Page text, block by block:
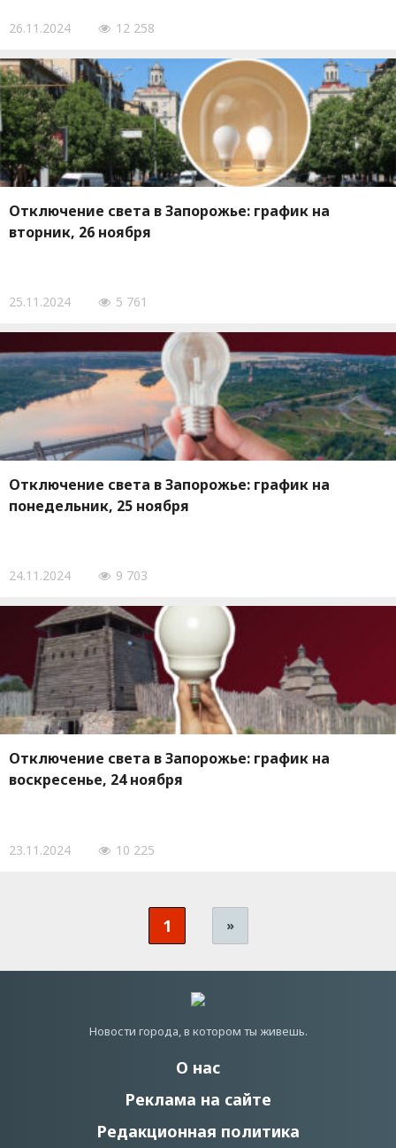
26.11.2024 12 258
Отключение света в Запорожье: график на
вторник, 26 ноября
25.11.2024 5 761
Отключение света в Запорожье: график на
понедельник, 25 ноября
24.11.2024 9 703
Отключение света в Запорожье: график на
воскресенье, 24 ноября
23.11.2024 10 225
1 »
Новости города, в котором ты живешь.
О нас
Реклама на сайте
Редакционная политика